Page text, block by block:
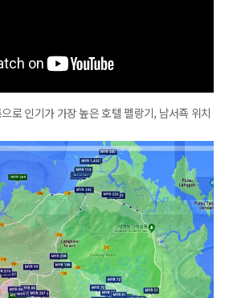
로 인기가 가장 높은 호텔 펠랑기, 남서죡 위치